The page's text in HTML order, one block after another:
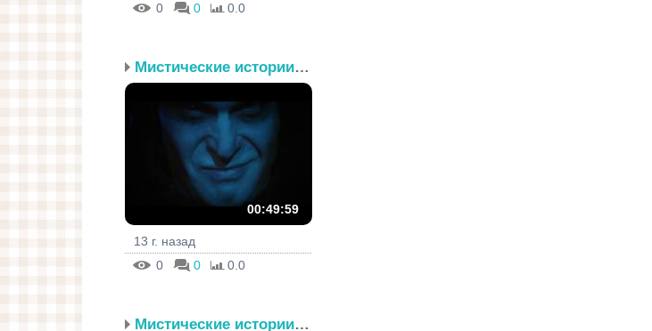
0
0 0.0
Мистические истории. Эп...
00:49:59
13 г. назад
0
0 0.0
Мистические истории. Эп...